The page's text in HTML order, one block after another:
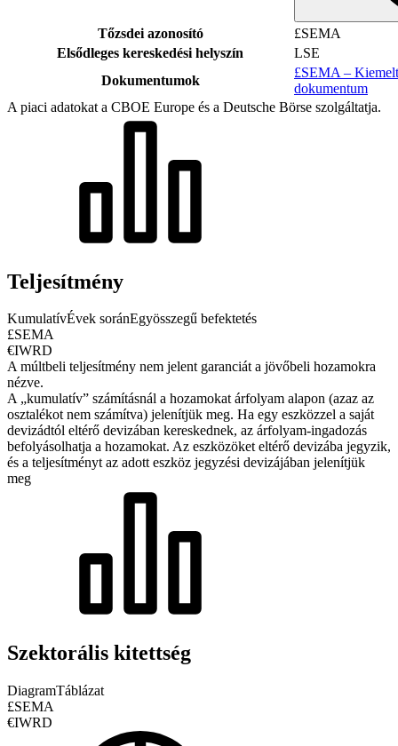
Tőzsdei azonosító
£SEMA
Elsődleges kereskedési helyszín
LSE
Dokumentumok
£SEMA –
dokumentum
A piaci adatokat a CBOE Europe és a Deutsche Börse szolgáltatja.
Teljesítmény
KumulatívÉvek soránEgyösszegű befektetés
£SEMA
€IWRD
A múltbeli teljesítmény nem jelent garanciát a jövőbeli hozamokra
nézve.
A „kumulatív” számításnál a hozamokat árfolyam alapon (azaz az
osztalékot nem számítva) jelenítjük meg. Ha egy eszközzel a saját
devizádtól eltérő devizában kereskednek, az árfolyam-ingadozás
befolyásolhatja a hozamokat. Az eszközöket eltérő devizába jegyzik,
és a teljesítményt az adott eszköz jegyzési devizájában jelenítjük
meg
Szektorális kitettség
DiagramTáblázat
£SEMA
€IWRD